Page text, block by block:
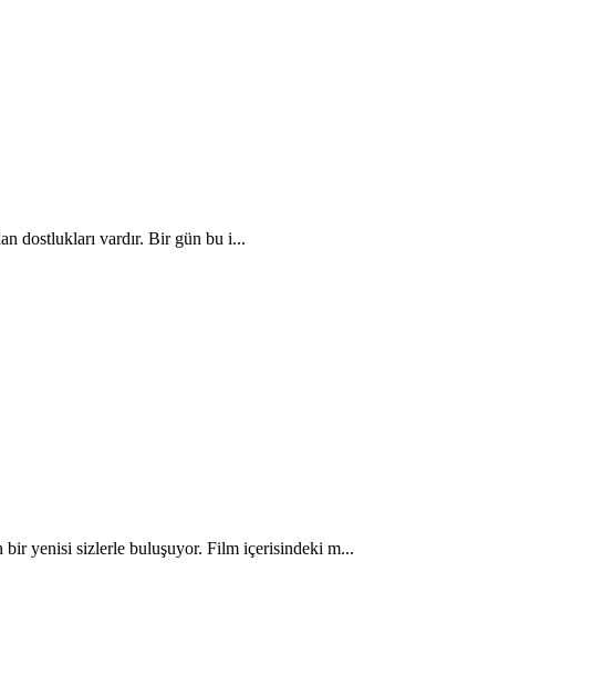
dostlukları vardır. Bir gün bu i...
bir yenisi sizlerle buluşuyor. Film içerisindeki m...